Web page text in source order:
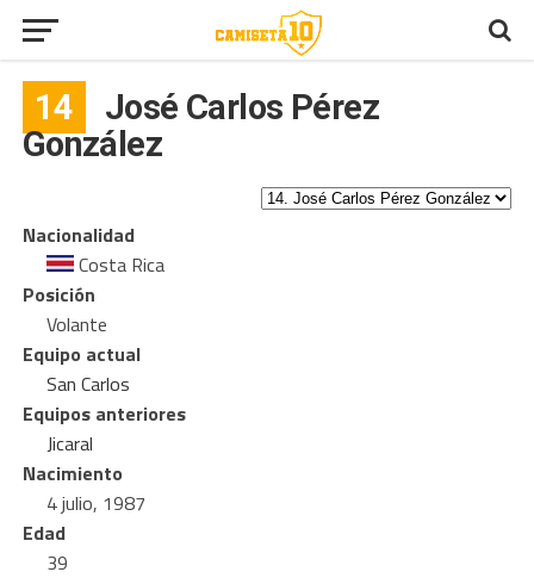
14
José Carlos Pérez
González
Nacionalidad
Costa Rica
Posición
Volante
Equipo actual
San Carlos
Equipos anteriores
Jicaral
Nacimiento
4 julio, 1987
Edad
39